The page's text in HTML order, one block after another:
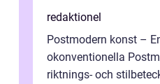
redaktionel
Postmodern konst –
okonventionella
riktnings- och